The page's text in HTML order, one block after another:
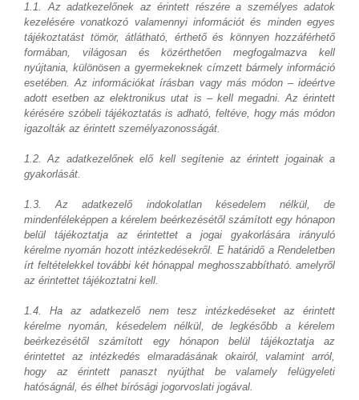
1.1. Az adatkezelőnek az érintett részére a személyes adatok
kezelésére vonatkozó valamennyi információt és minden egyes
tájékoztatást tömör, átlátható, érthető és könnyen hozzáférhető
formában, világosan és közérthetően megfogalmazva kell
nyújtania, különösen a gyermekeknek címzett bármely információ
esetében. Az információkat írásban vagy más módon – ideértve
adott esetben az elektronikus utat is – kell megadni. Az érintett
kérésére szóbeli tájékoztatás is adható, feltéve, hogy más módon
igazolták az érintett személyazonosságát.
1.2. Az adatkezelőnek elő kell segítenie az érintett jogainak a
gyakorlását.
1.3. Az adatkezelő indokolatlan késedelem nélkül, de
mindenféleképpen a kérelem beérkezésétől számított egy hónapon
belül tájékoztatja az érintettet a jogai gyakorlására irányuló
kérelme nyomán hozott intézkedésekről. E határidő a Rendeletben
írt feltételekkel további két hónappal meghosszabbítható. amelyről
az érintettet tájékoztatni kell.
1.4. Ha az adatkezelő nem tesz intézkedéseket az érintett
kérelme nyomán, késedelem nélkül, de legkésőbb a kérelem
beérkezésétől számított egy hónapon belül tájékoztatja az
érintettet az intézkedés elmaradásának okairól, valamint arról,
hogy az érintett panaszt nyújthat be valamely felügyeleti
hatóságnál, és élhet bírósági jogorvoslati jogával.